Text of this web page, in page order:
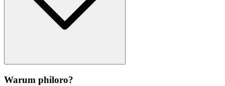
Warum philoro?